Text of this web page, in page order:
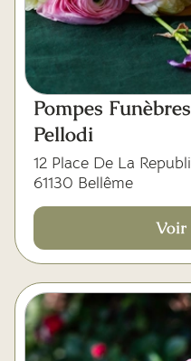
Pompes
Pellodi
12 Place De La
61130 Bellême
Voir